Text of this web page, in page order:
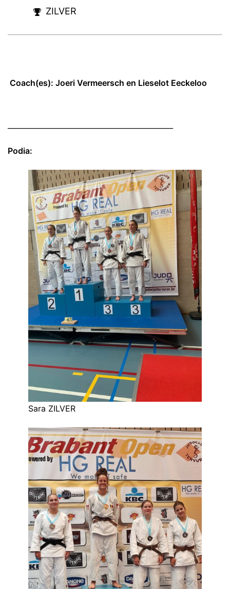
ZILVER
Coach(es): Joeri Vermeersch en Lieselot Eeckeloo
Podia:
Sara ZILVER